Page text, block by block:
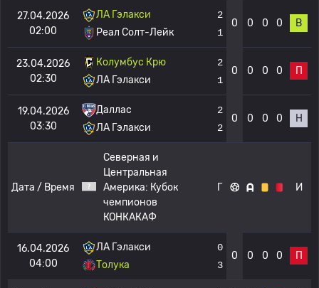
27.04.2026
02:00
ЛА Гэлакси
Реал Солт-Лейк
2
1
0 0 0 0 В
23.04.2026
02:30
Колумбус Крю
ЛА Гэлакси
2
1
0 0 0 0 П
19.04.2026
03:30
Даллас
ЛА Гэлакси
2
2
0 0 0 0 Н
Дата / Время
Северная и
Центральная
Америка: Кубок
чемпионов
КОНКАКАФ
Г И
16.04.2026
04:00
ЛА Гэлакси
Толука
0
3
0 0 0 0 П